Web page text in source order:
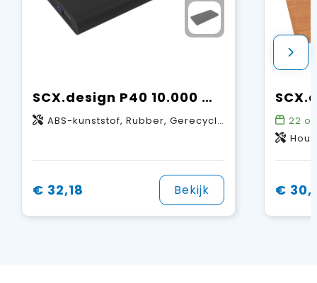
SCX.design P40 10.000 mAh draadloze rubberen powerbank met oplichtend
ABS-kunststof, Rubber, Gerecycled PET-kunststof
€ 32,18 Bekijk
22
€